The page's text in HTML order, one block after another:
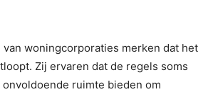
van woningcorporaties merken dat het
Zij ervaren dat de regels soms
ruimte bieden om